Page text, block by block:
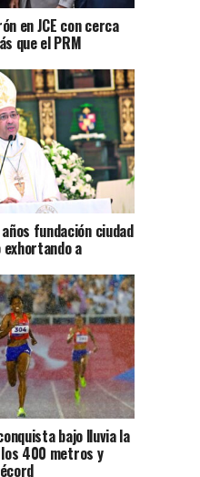
en JCE con cerca
que el PRM
fundación ciudad
exhortando a
bajo lluvia la
400 metros y